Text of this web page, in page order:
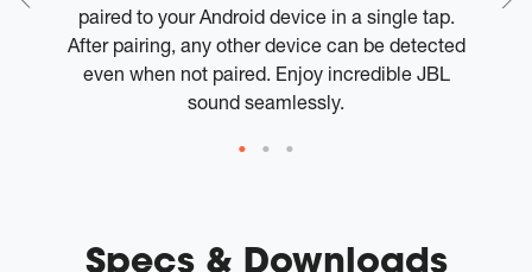
paired to your Android device in a single tap.
After pairing, any other device can be detected
even when not paired. Enjoy incredible JBL
sound seamlessly.
Specs & Downloads